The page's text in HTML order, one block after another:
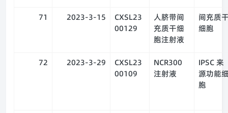
71 2023-3-15
CXSL23
00129
人脐带间
充质干细
胞注射液
间充质
细胞
72 2023-3-29
CXSL23
00109
NCR300
注射液
IPSC 来
源功能
胞